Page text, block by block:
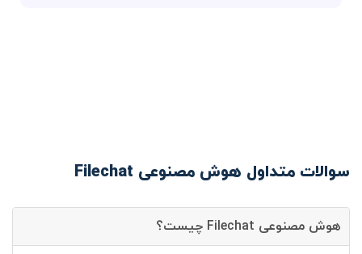
سوالات متداول هوش مصنوعی Filechat
هوش مصنوعی Filechat چیست؟